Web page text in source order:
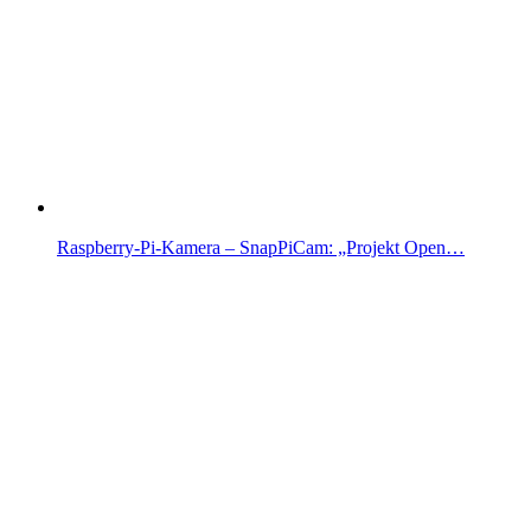
Raspberry-Pi-Kamera – SnapPiCam: „Projekt Open…